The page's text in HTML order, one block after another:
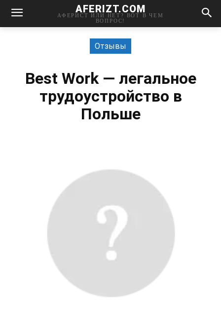
AFERIZT.COM
АФЕРИСТ ИЛИ НЕТ? ВОТ В ЧЕМ
ВОПРОС!
Отзывы
Best Work — легальное
трудоустройство в
Польше